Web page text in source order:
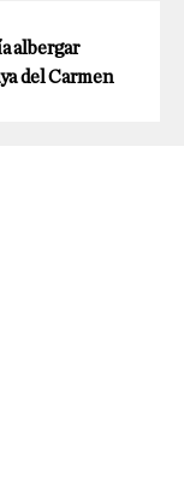
albergar
del Carmen